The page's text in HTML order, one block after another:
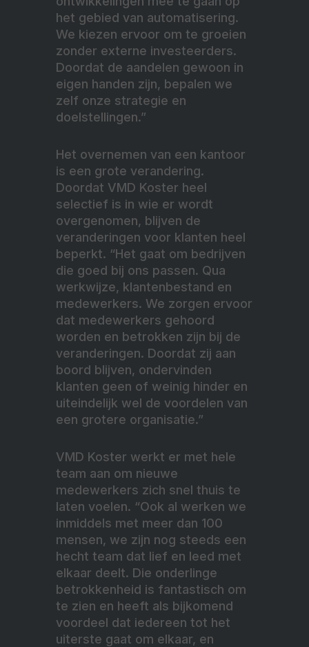
het gebied van automatisering.
We kiezen ervoor om te groeien
zonder externe investeerders.
Doordat de aandelen gewoon in
eigen handen zijn, bepalen we
zelf onze strategie en
doelstellingen.”
Het overnemen van een kantoor
is een grote verandering.
Doordat VMD Koster heel
selectief is in wie er wordt
overgenomen, blijven de
veranderingen voor klanten heel
beperkt. “Het gaat om bedrijven
die goed bij ons passen. Qua
werkwijze, klantenbestand en
medewerkers. We zorgen ervoor
dat medewerkers gehoord
worden en betrokken zijn bij de
veranderingen. Doordat zij aan
boord blijven, ondervinden
klanten geen of weinig hinder en
uiteindelijk wel de voordelen van
een grotere organisatie.”
VMD Koster werkt er met hele
team aan om nieuwe
medewerkers zich snel thuis te
laten voelen. “Ook al werken we
inmiddels met meer dan 100
mensen, we zijn nog steeds een
hecht team dat lief en leed met
elkaar deelt. Die onderlinge
betrokkenheid is fantastisch om
te zien en heeft als bijkomend
voordeel dat iedereen tot het
uiterste gaat om elkaar, en